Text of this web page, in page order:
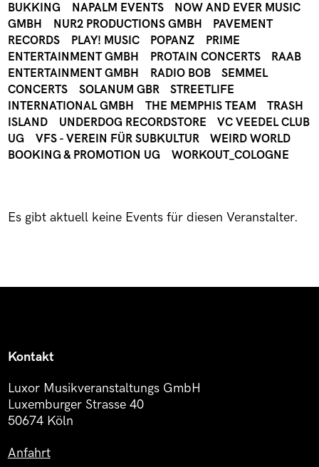
BUKKING
NAPALM EVENTS
NOW AND EVER MUSIC
GMBH
NUR2 PRODUCTIONS GMBH
PAVEMENT
RECORDS
PLAY! MUSIC POPANZ
PRIME
ENTERTAINMENT GMBH
PROTAIN CONCERTS
RAAB
ENTERTAINMENT GMBH
RADIO BOB
SEMMEL
CONCERTS
SOLANUM GBR
STREETLIFE
INTERNATIONAL GMBH
THE MEMPHIS TEAM
TRASH
ISLAND
UNDERDOG RECORDSTORE
VC VEEDEL CLUB
UG
VFS - VEREIN FÜR SUBKULTUR
WEIRD WORLD
BOOKING & PROMOTION UG
WORKOUT_COLOGNE
Es gibt aktuell keine Events für diesen Veranstalter.
Kontakt
Luxor Musikveranstaltungs GmbH
Luxemburger Strasse 40
50674 Köln
Anfahrt